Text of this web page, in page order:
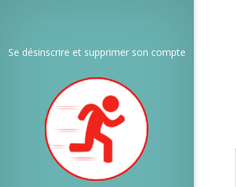
Se désinscrire et supprimer son compte